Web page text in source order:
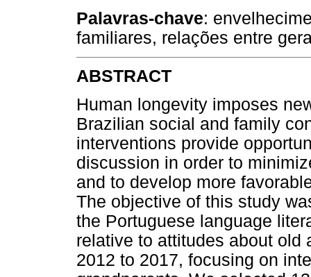
Palavras-chave:
familiares, relações entre
ABSTRACT
Human longevity imposes
Brazilian social and family
interventions provide
discussion in order to
and to develop more
The objective of this study
the Portuguese language
relative to attitudes about old
2012 to 2017, focusing on